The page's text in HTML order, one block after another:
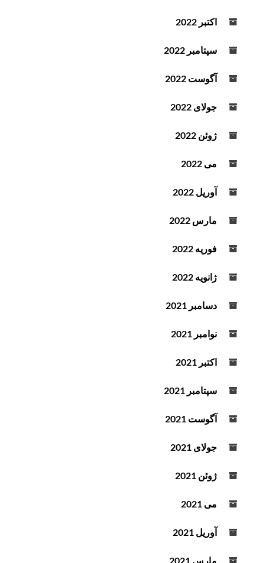
اکتبر 2022
سپتامبر 2022
آگوست 2022
جولای 2022
ژوئن 2022
می 2022
آوریل 2022
مارس 2022
فوریه 2022
ژانویه 2022
دسامبر 2021
نوامبر 2021
اکتبر 2021
سپتامبر 2021
آگوست 2021
جولای 2021
ژوئن 2021
می 2021
آوریل 2021
مارس 2021